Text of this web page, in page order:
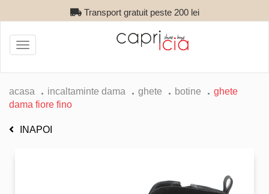
Transport gratuit peste 200 lei
Toggle
navigation
acasa incaltaminte dama ghete botine
ghete
dama fiore fino
INAPOI